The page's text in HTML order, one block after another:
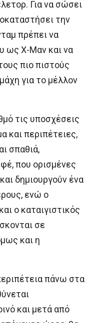
Για να σώσει
την
πρέπει να
ως Χ-Μαν και να
πιο πιστούς
για το μέλλον
τις υποσχέσεις
και περιπέτειες,
σπαθιά,
που ορισμένες
δημιουργούν ένα
ενώ ο
ο καταιγιστικός
σε
και η
πάνω στα
και μετά από